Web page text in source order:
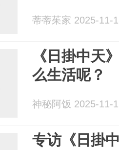
蒂蒂茱家 2025-11-
《日掛中天
么生活呢？
神秘阿饭 2025-11-
专访《日掛